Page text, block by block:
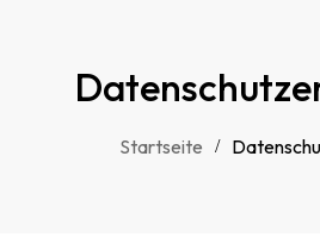
Startseite